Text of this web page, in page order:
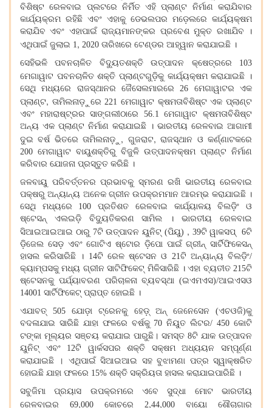
ବିଶିଷ୍ଟ ରେଳବାଇ ପ୍ଲଟରେ ନିର୍ମିତ ଏହି ପ୍ଲାଣ୍ଟ ନିର୍ମାଣ କରାଯିବାର
କାର୍ଯ୍ୟକ୍ରମ ରହିଛି ଏବଂ ଏହାକୁ ଡେଭଲପର ମଡ଼େଲରେ କାର୍ଯ୍ୟକ୍ଷମ
କରାଯିବ ଏବଂ ଏହାପାଇଁ ରାଜ୍ୟମାନଙ୍କର ପ୍ରବେଶ ମୁକ୍ତ ରଖାଯିବ ।
ଏଥିପାଇଁ ଜୁଲାଇ 1, 2020 ତାରିଖରେ ଟେଣ୍ଡର ଆହ୍ୱାନ କରାଯାଇଛି ।
ସେହିଭଳି ପବନଚାଳିତ ବିଦ୍ୟୁତଶକ୍ତି ଉତ୍ପାଦନ କ୍ଷେତ୍ରରେ 103
ମେଗାୱାଟ ପବନଚାଳିତ ଶକ୍ତି ପ୍ଲାଣ୍ଟଗୁଡ଼ିକୁ କାର୍ଯ୍ୟକ୍ଷମ କରାଯାଇଛି ।
ସେଥି ମଧ୍ୟରେ ରାଜସ୍ଥାନର ଜୈସେଲମାରରେ 26 ମେଗାୱାଟର ଏକ
ପ୍ଲାଣ୍ଟ, ତାମିଲନାଡ଼ୁରେ 221 ମେଗାୱାଟ କ୍ଷମତାବିଶିଷ୍ଟ ଏକ ପ୍ଲାଣ୍ଟ
ଏବଂ ମହାରାଷ୍ଟ୍ରର ସାଙ୍ଗଲୀଠାରେ 56.1 ମେଗାୱାଟ କ୍ଷମତାବିଶିଷ୍ଟ
ଅନ୍ୟ ଏକ ପ୍ଲାଣ୍ଟ ନିର୍ମାଣ କରାଯାଇଛି । ଭାରତୀୟ ରେଳବାଇ ଆଗାମୀ
ଦୁଇ ବର୍ଷ ଭିତରେ ତାମିଲନାଡ଼ୁ , ଗୁଜରାଟ,ରାଜସ୍ଥାନ ଓ କର୍ଣ୍ଣାଟକରେ
200 ମେଗାୱାଟ ବାୟୁଶକ୍ତିରୁ ବିଜୁଳି ଉତ୍ପାଦନକ୍ଷମ ପ୍ଲାଣ୍ଟ ନିର୍ମାଣ
କରିବାର ଯୋଜନା ପ୍ରସ୍ତୁତ କରିଛି ।
ଜଳବାୟୁ ପରିବର୍ତ୍ତନର ପ୍ରଭାବକୁ ସ୍ମରଣ ରଖି ଭାରତୀୟ ରେଳବାଇ
ପକ୍ଷରୁ ଅନ୍ୟାନ୍ୟ ଅନେକ ଗ୍ରୀନ ଉପକ୍ରମମାନ ଆରମ୍ଭ କରାଯାଇଛି ।
ସେଥି ମଧ୍ୟରେ 100 ପ୍ରତିଶତ ରେଳବାଇ କାର୍ଯ୍ୟାଳୟ ବିଲଡ଼ିଂ ଓ
ଷ୍ଟେସନ୍ ଏଲଇଡ଼ି ବିଦ୍ୟୁତିକରଣ ସାମିଲ । ଭାରତୀୟ ରେଳବାଇ
ସିଆଇଆଇଆଇ ଠାରୁ 7ଟି ଉତ୍ପାଦନ ୟୁନିଟ୍ (ପିୟୁ) , 39ଟି ୱାକସପ୍ 6ଟି
ଡ଼ିଜେଲ ସେଡ଼ ଏବଂ ଗୋଟିଏ ଷ୍ଟୋର ଡ଼ିପୋ ପାଇଁ ଗ୍ରୀନ୍ ସାର୍ଟିଫିକେସନ୍
ହାସଲ କରିସାରିଛି । 14ଟି ରେଳ ଷ୍ଟେସନ ଓ 21ଟି ଅନ୍ୟାନ୍ୟ ବିଲଡ଼ିଂ/
କ୍ୟାମ୍ପସକୁ ମଧ୍ୟ ଗ୍ରୀନ ସାଟିଫିକେଟ୍ ମିଳିସାରିଛି । ଏହା ବ୍ୟତୀତ 215ଟି
ଷ୍ଟେସନକୁ ପର୍ଯ୍ୟାବରଣ ପରିଚାଳନା ବ୍ୟବସ୍ଥା (ଇଏମଏସ)/ଆଇଏସଓ
14001 ସାର୍ଟିଫିକେଟ୍ ପ୍ରାପ୍ତ ହୋଇଛି ।
ଏଯାବତ୍ 505 ଯୋଡ଼ା ଟ୍ରେନକୁ ହେଡ଼୍ ଅନ୍ ଜେନେସେନ (ଏଚଓଜି)କୁ
ବଦଳାଯାଇ ସାରିଛି ଯାହା ଫଳରେ ବର୍ଷକୁ 70 ନିୟୁତ ଲିଟର/ 450 କୋଟି
ଟଙ୍କା ମୂଲ୍ୟର ସଞ୍ଚୟ କରାଯାଇ ପାରୁଛି।ସମସ୍ତ 8ଟି ଯାକ ଉତ୍ପାଦନ
ୟୁନିଟ୍ ଏବଂ 12ଟି ୱାର୍କସପର ଶକ୍ତି ସକ୍ଷମ ଅଧ୍ୟୟନ ସମ୍ପୂର୍ଣ୍ଣ
କରାଯାଇଛି
।
ଏଥିପାଇଁ ସିଆଇଆଇ ସହ ବୁଝାମଣା ପତ୍ର ସ୍ୱାକ୍ଷରିତ
ହୋଇଛି ଯାହା ଫଳରେ 15% ଶକ୍ତି ସକ୍ରିୟତା ହାସଲ କରାଯାଇପାରିଛି ।
ସବୁଜିମା ପ୍ରୟାସ ଉପକ୍ରମରେ ଏବେ ସୁଦ୍ଧା ମୋଟ ଭାରତୀୟ
ରେଳବାଇର 69,000 କୋଚରେ 2,44,000 ବାୟୋ ଶୌଚାଗାର